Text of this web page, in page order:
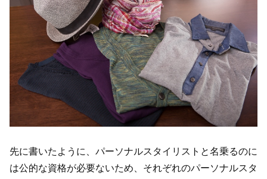
先に書いたように、パーソナルスタイリストと名乗るのに
は公的な資格が必要ないため、それぞれのパーソナルスタ